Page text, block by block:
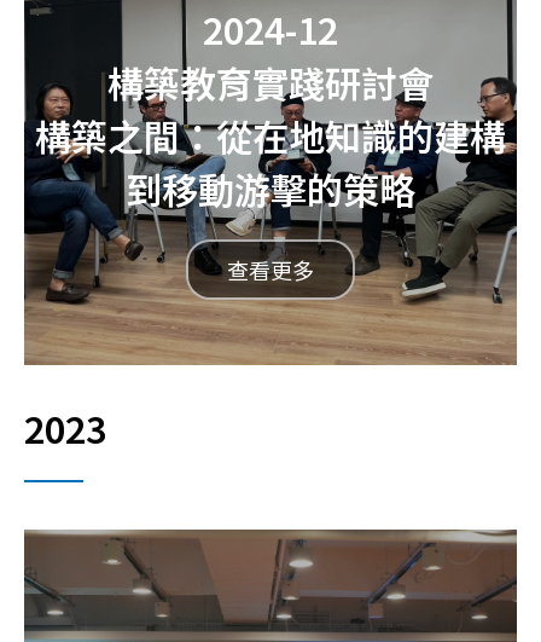
2024-12
構築教育實踐研討會
構築之間：從在地知識的建構
到移動游擊的策略
查看更多
2023